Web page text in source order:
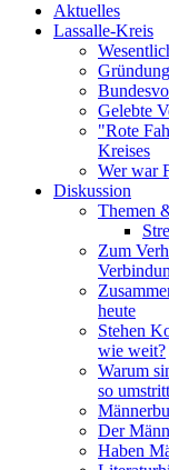
Aktuelles
Lassalle-Kreis
Gelebte
"Rote
Kreises
Wer war
Diskussion
Themen
Zum
heute
Stehen
wie weit?
Warum
so
Der
Haben